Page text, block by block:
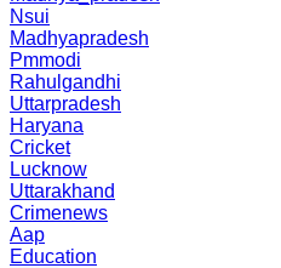
Nsui
Madhyapradesh
Pmmodi
Rahulgandhi
Uttarpradesh
Haryana
Cricket
Lucknow
Uttarakhand
Crimenews
Aap
Education